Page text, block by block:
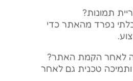
תמונות?
נפרד מהאתר כדי
לאחר הקמת האתר?
ותמיכה טכנית גם לאחר